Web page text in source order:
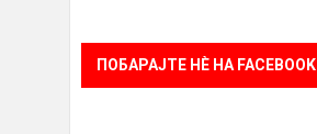
ПОБАРАЈТЕ НÈ НА FACEBOOK